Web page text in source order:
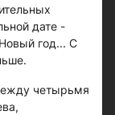
дате -
год... С
четырьмя